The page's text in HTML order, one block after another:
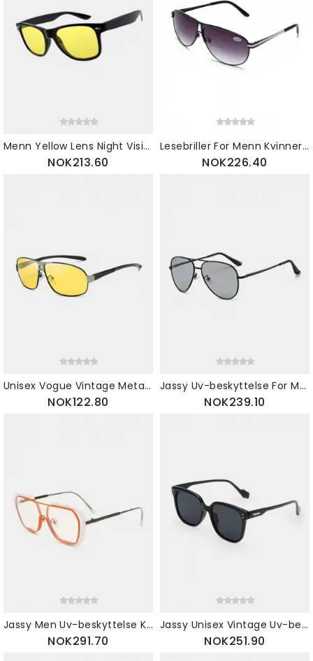
Menn Yellow Lens Night Vision Driving Briller Polariserte Solbriller Ridebriller
NOK213.60
Lesebriller For Menn Kvinner Og Polariserte Solbriller Med Dobbeltbruk Motebriller Med Dobbel Funksjon
NOK226.40
Unisex Vogue Vintage Metal Full-frame Anti-uv Solbriller Utendørs Kjøring Reise Strandsolbriller
NOK122.80
Jassy Uv-beskyttelse For Menn Polariserte Fargeskiftende Solbriller Til Utendørs Sykling
NOK239.10
Jassy Men Uv-beskyttelse Kjøring Utendørs Reise Solbriller
NOK291.70
Jassy Unisex Vintage Uv-beskyttelse Utendørs Reisesolbriller
NOK251.90